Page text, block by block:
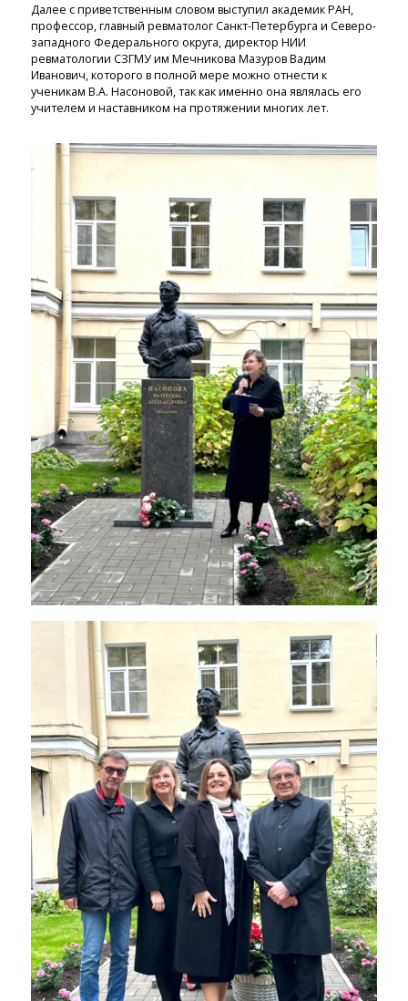
Далее с приветственным словом выступил академик РАН,
профессор, главный ревматолог Санкт-Петербурга и Северо-
западного Федерального округа, директор НИИ
ревматологии СЗГМУ им Мечникова Мазуров Вадим
Иванович, которого в полной мере можно отнести к
ученикам В.А. Насоновой, так как именно она являлась его
учителем и наставником на протяжении многих лет.